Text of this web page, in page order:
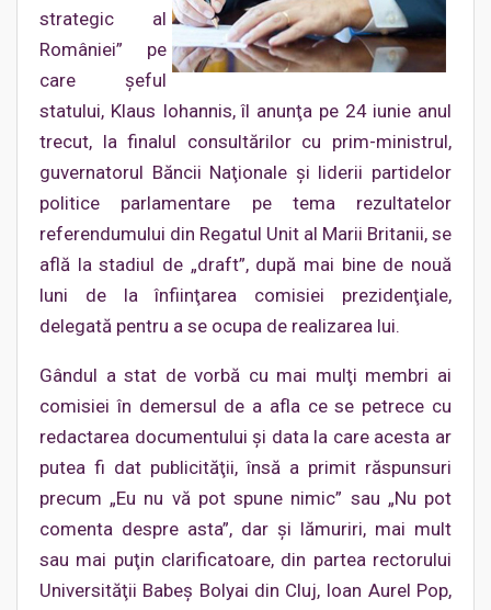
strategic al
României” pe
care şeful
statului, Klaus Iohannis, îl anunţa pe 24 iunie anul
trecut, la finalul consultărilor cu prim-ministrul,
guvernatorul Băncii Naţionale şi liderii partidelor
politice parlamentare pe tema rezultatelor
referendumului din Regatul Unit al Marii Britanii, se
află la stadiul de „draft”, după mai bine de nouă
luni de la înfiinţarea comisiei prezidenţiale,
delegată pentru a se ocupa de realizarea lui.
Gândul a stat de vorbă cu mai mulţi membri ai
comisiei în demersul de a afla ce se petrece cu
redactarea documentului şi data la care acesta ar
putea fi dat publicităţii, însă a primit răspunsuri
precum „Eu nu vă pot spune nimic” sau „Nu pot
comenta despre asta”, dar şi lămuriri, mai mult
sau mai puţin clarificatoare, din partea rectorului
Universităţii Babeş Bolyai din Cluj, Ioan Aurel Pop,